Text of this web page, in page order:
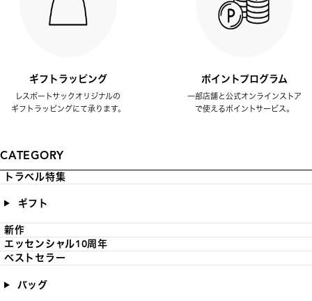
ギフトラッピング
レスポートサックオリジナルの
ギフトラッピングにて承ります。
ポイントプログラム
一部店舗と公式オンラインストア
で使えるポイントサービス。
CATEGORY
トラベル特集
ギフト
新作
エッセンシャル10周年
ベストセラー
バッグ